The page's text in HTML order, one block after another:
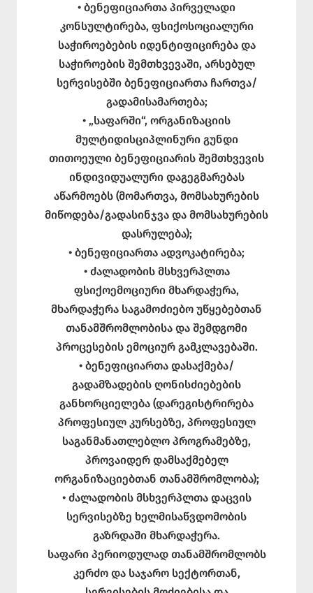
• ბენეფიციართა პირველადი
კონსულტირება, ფსიქოსოციალური
საჭიროებების იდენტიფიცირება და
საჭიროების შემთხვევაში, არსებულ
სერვისებში ბენეფიციართა ჩართვა/
გადამისამართება;
• „საფარში“, ორგანიზაციის
მულტიდისციპლინური გუნდი
თითოეული ბენეფიციარის შემთხვევის
ინდივიდუალური დაგეგმარებას
აწარმოებს (მომართვა, მომსახურების
მიწოდება/გადასინჯვა და მომსახურების
დასრულება);
• ბენეფიციართა ადვოკატირება;
• ძალადობის მსხვერპლთა
ფსიქოემოციური მხარდაჭერა,
მხარდაჭერა საგამოძიებო უწყებებთან
თანამშრომლობისა და შემდგომი
პროცესების ემოციურ გამკლავებაში.
• ბენეფიციართა დასაქმება/
გადამზადების ღონისძიებების
განხორციელება (დარეგისტრირება
პროფესიულ კურსებზე, პროფესიულ
საგანმანათლებლო პროგრამებზე,
პროვაიდერ დამსაქმებელ
ორგანიზაციებთან თანამშრომლობა);
• ძალადობის მსხვერპლთა დაცვის
სერვისებზე ხელმისაწვდომობის
გაზრდაში მხარდაჭერა.
საფარი პერიოდულად თანამშრომლობს
კერძო და საჯარო სექტორთან,